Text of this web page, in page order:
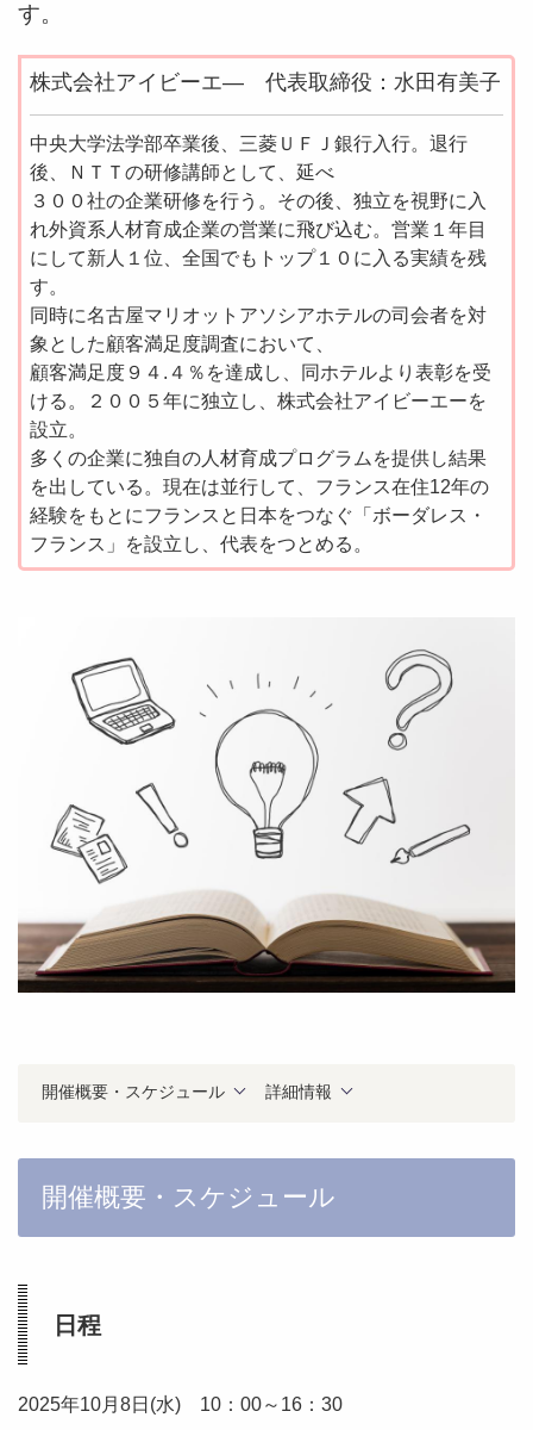
す。
株式会社アイビーエ― 代表取締役：水田有美子
中央大学法学部卒業後、三菱ＵＦＪ銀行入行。退行
後、ＮＴＴの研修講師として、延べ
３００社の企業研修を行う。その後、独立を視野に入
れ外資系人材育成企業の営業に飛び込む。営業１年目
にして新人１位、全国でもトップ１０に入る実績を残
す。
同時に名古屋マリオットアソシアホテルの司会者を対
象とした顧客満足度調査において、
顧客満足度９４.４％を達成し、同ホテルより表彰を受
ける。２００５年に独立し、株式会社アイビーエーを
設立。
多くの企業に独自の人材育成プログラムを提供し結果
を出している。現在は並行して、フランス在住12年の
経験をもとにフランスと日本をつなぐ「ボーダレス・
フランス」を設立し、代表をつとめる。
開催概要・スケジュール 詳細情報
開催概要・スケジュール
日程
2025年10月8日(水) 10：00～16：30